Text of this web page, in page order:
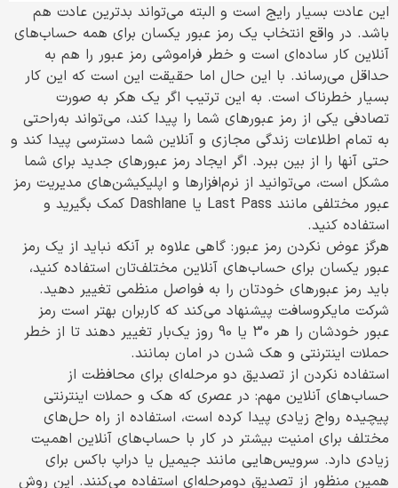
این عادت بسیار رایج است و البته می‌تواند بدترین عادت هم
باشد. در واقع انتخاب یک رمز عبور یکسان برای همه حساب‌های
آنلاین کار ساده‌ای است و خطر فراموشی رمز عبور را هم به
حداقل می‌رساند. با این حال اما حقیقت این است که این کار
بسیار خطرناک است. به این ترتیب اگر یک هکر به صورت
تصادفی یکی از رمز عبورهای شما را پیدا کند، می‌تواند به‌راحتی
به تمام اطلاعات زندگی مجازی و آنلاین شما دسترسی پیدا کند و
حتی آنها را از بین ببرد. اگر ایجاد رمز عبورهای جدید برای شما
مشکل است، می‌توانید از نرم‌افزارها و اپلیکیشن‌های مدیریت رمز
عبور مختلفی مانند Last Pass یا Dashlane کمک بگیرید و
استفاده کنید.
هرگز عوض نکردن رمز عبور: گاهی علاوه بر آنکه نباید از یک رمز
عبور یکسان برای حساب‌های آنلاین مختلف‌تان استفاده کنید،
باید رمز عبورهای خودتان را به فواصل منظمی تغییر دهید.
شرکت مایکروسافت پیشنهاد می‌کند که کاربران بهتر است رمز
عبور خودشان را هر 30 یا 90 روز یک‌بار تغییر دهند تا از خطر
حملات اینترنتی و هک شدن در امان بمانند.
استفاده نکردن از تصدیق دو مرحله‌ای برای محافظت از
حساب‌های آنلاین مهم: در عصری که هک و حملات اینترنتی
پیچیده رواج زیادی پیدا کرده است، استفاده از راه حل‌های
مختلف برای امنیت بیشتر در کار با حساب‌های آنلاین اهمیت
زیادی دارد. سرویس‌هایی مانند جیمیل یا دراپ باکس برای
همین منظور از تصدیق دومرحله‌ای استفاده می‌کنند. این روش